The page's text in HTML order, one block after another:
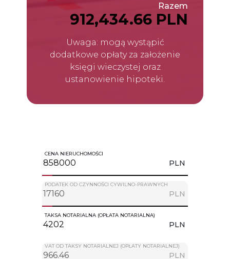
Razem
912,434.66 PLN
Uwaga: mogą wystąpić
dodatkowe opłaty za założenie
księgi wieczystej oraz
ustanowienie hipoteki.
CENA NIERUCHOMOŚCI
PLN
PODATEK OD CZYNNOŚCI CYWILNO-PRAWNYCH
PLN
TAKSA NOTARIALNA (OPŁATA NOTARIALNA)
PLN
VAT OD TAKSY NOTARIALNEJ (OPŁATY NOTARIALNEJ)
PLN